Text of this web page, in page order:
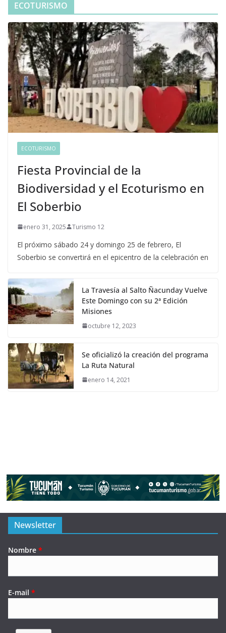
ECOTURISMO
ECOTURISMO
Fiesta Provincial de la
Biodiversidad y el Ecoturismo en
El Soberbio
enero 31, 2025 Turismo 12
El próximo sábado 24 y domingo 25 de febrero, El
Soberbio se convertirá en el epicentro de la celebración en
La Travesía al Salto Ñacunday Vuelve
Este Domingo con su 2ª Edición
Misiones
octubre 12, 2023
Se oficializó la creación del programa
La Ruta Natural
enero 14, 2021
Newsletter
Nombre *
E-mail *